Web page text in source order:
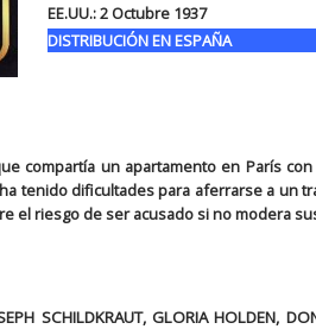
EE.UU.: 2 Octubre 1937
DISTRIBUCIÓN EN ESPAÑA
compartía un apartamento en París
tenido dificultades para aferrarse a un
el riesgo de ser acusado si no modera
SCHILDKRAUT, GLORIA HOLDEN,